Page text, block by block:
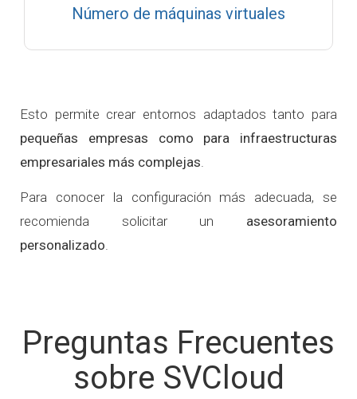
Número de máquinas virtuales
Esto permite crear entornos adaptados tanto para
pequeñas empresas como para infraestructuras
empresariales más complejas
Para conocer la configuración más adecuada, se
recomienda solicitar un asesoramiento
personalizado.
Preguntas Frecuentes
sobre SVCloud